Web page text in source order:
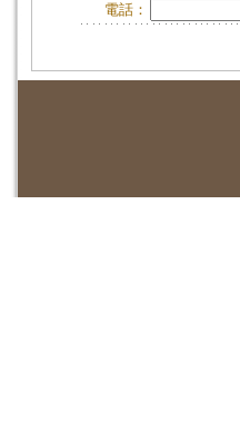
電話：